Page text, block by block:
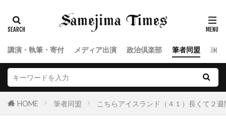
講演・執筆・寄付 メディア出演 政治倶楽部 筆者同盟 政
HOME 筆者同盟 こちらアイスランド（４１）長くて２